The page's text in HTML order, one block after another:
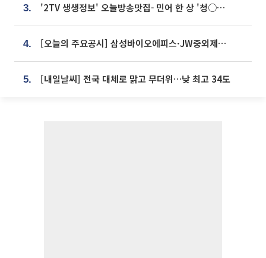
3. '2TV 생생정보' 오늘방송맛집- 민어 한 상 '청○○○' vs 전복 한 상 '명○'
4. [오늘의 주요공시] 삼성바이오에피스·JW중외제약·한미반도체·SK바이오사이언스 등
5. [내일날씨] 전국 대체로 맑고 무더위…낮 최고 34도